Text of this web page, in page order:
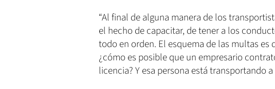
“Al final de alguna manera de los
el hecho de capacitar, de tener a los
todo en orden. El esquema de las multas
¿cómo es posible que un empresario
licencia? Y esa persona está transportando